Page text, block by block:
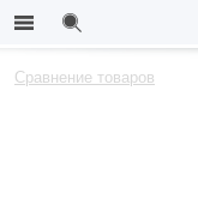
Сравнение товаров